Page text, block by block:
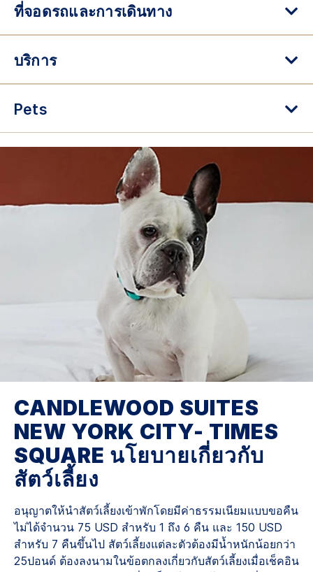
ที่จอดรถและการเดินทาง
บริการ
Pets
CANDLEWOOD SUITES
NEW YORK CITY- TIMES
SQUARE นโยบายเกี่ยวกับ
สัตว์เลี้ยง
อนุญาตให้นำสัตว์เลี้ยงเข้าพักโดยมีค่าธรรมเนียมแบบขอคืน
ไม่ได้จำนวน 75 USD สำหรับ 1 ถึง 6 คืน และ 150 USD
สำหรับ 7 คืนขึ้นไป สัตว์เลี้ยงแต่ละตัวต้องมีน้ำหนักน้อยกว่า
25ปอนด์ ต้องลงนามในข้อตกลงเกี่ยวกับสัตว์เลี้ยงเมื่อเช็คอิน